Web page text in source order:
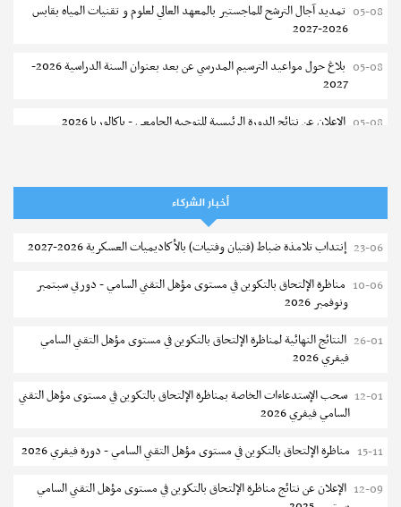
05-08 تمديد آجال الترشح للماجستير بالمعهد العالي لعلوم و تقنيات المياه بقابس
2026-2027
05-08
بلاغ حول مواعيد الترسيم المدرسي عن بعد بعنوان السنة الدراسية 2026-
2027
05-08 الإعلان عن نتائج الدورة الرئيسية للتوجيه الجامعي - باكالوريا 2026
تسجيل طلبة كلية الآداب والفنون والإنسانيات بمنوبة 2026-2027
المعهد العالي للرياضة و التربية البدنية بقصر السعيد : ترسيم السنوات الثانية
والثالثة دكتوراه
05-08 تمديد آجال الترشح للماجستير بكلية العلوم بقابس 2026-2027
نتائج القبول الأولي لمناظرة إنتداب أساتذة التعليم الثانوي والفني والتقني
04-08 المركز القطاعي للتكوين في الآلية الفلاحية جوقار الفحص :فتح باب الترشح
أخبار الشركاء
23-06 إنتداب تلامذة ضباط (فتيان وفتيات) بالأكاديميات العسكرية 2026-2027
10-06 مناظرة الإلتحاق بالتكوين في مستوى مؤهل التقني السامي - دورتي سبتمبر
ونوفمبر 2026
26-01 النتائج النهائية لمناظرة الإلتحاق بالتكوين في مستوى مؤهل التقني السامي
فيفري 2026
12-01 سحب الإستدعاءات الخاصة بمناظرة الإلتحاق بالتكوين في مستوى مؤهل التقني
السامي فيفري 2026
15-11 مناظرة الإلتحاق بالتكوين في مستوى مؤهل التقني السامي - دورة فيفري 2026
12-09 الإعلان عن نتائج مناظرة الإلتحاق بالتكوين في مستوى مؤهل التقني السامي